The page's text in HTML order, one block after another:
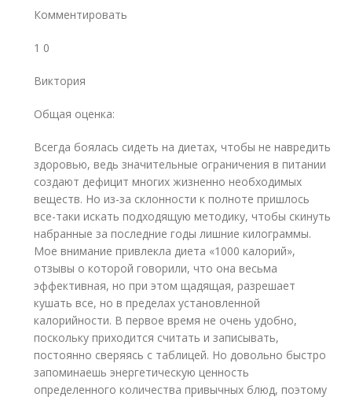
Комментировать
1 0
Виктория
Общая оценка:
Всегда боялась сидеть на диетах, чтобы не навредить
здоровью, ведь значительные ограничения в питании
создают дефицит многих жизненно необходимых
веществ. Но из-за склонности к полноте пришлось
все-таки искать подходящую методику, чтобы скинуть
набранные за последние годы лишние килограммы.
Мое внимание привлекла диета «1000 калорий»,
отзывы о которой говорили, что она весьма
эффективная, но при этом щадящая, разрешает
кушать все, но в пределах установленной
калорийности. В первое время не очень удобно,
поскольку приходится считать и записывать,
постоянно сверяясь с таблицей. Но довольно быстро
запоминаешь энергетическую ценность
определенного количества привычных блюд, поэтому